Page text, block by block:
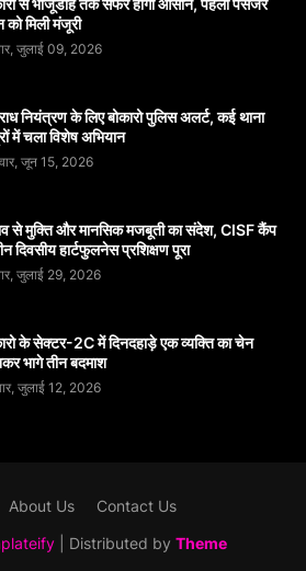
से भोजूडीह तक सफर होगा आसान, पहली पैसेंजर
को मिली मंजूरी
जुलाई 09, 2026
नियंत्रण के लिए बोकारो पुलिस अलर्ट, कई थाना
में चला विशेष अभियान
जून 15, 2026
से मुक्ति और मानसिक मजबूती का संदेश, CISF कैंप
दिवसीय हार्टफुलनेस प्रशिक्षण पूरा
जुलाई 29, 2026
के सेक्टर-2C में दिनदहाड़े एक व्यक्ति का चेन
भागे तीन बदमाश
जुलाई 12, 2026
| Distributed by Theme
About Us Contact Us